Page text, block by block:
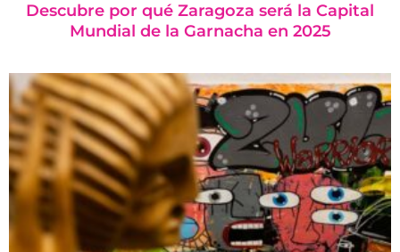
Descubre por qué Zaragoza será la Capital
Mundial de la Garnacha en 2025